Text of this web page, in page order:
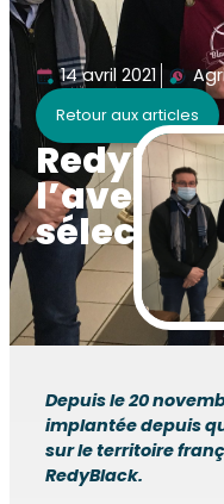
Retour aux articles
14 avril 2021
sélection
Depuis le 20
implantée depuis
sur le territoire
RedyBlack.